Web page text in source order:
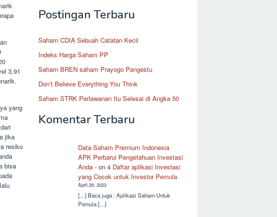
3.91
yang
jika
resiko
bisa
Postingan Terbaru
Saham CDIA Sebuah Catatan Kecil
Indeks Harga Saham PP
Saham BREN saham Prayogo Pangestu
Don’t Believe Everything You Think
Saham STRK Perlawanan Itu Selesai di Angka 50
Komentar Terbaru
Data Saham Premium Indonesia
APK Perbarui Pengetahuan Investasi
Anda - on4 Daftar aplikasi Investasi
yang Cocok untuk Investor Pemula
April 29, 2023
[…] Baca juga : Aplikasi Saham Untuk
Pemula […]